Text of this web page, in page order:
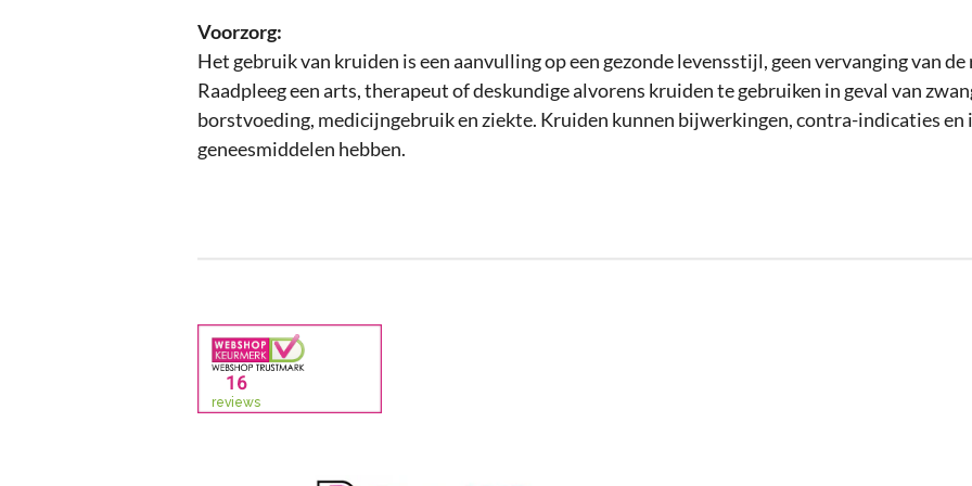
Voorzorg:
Het gebruik van kruiden is een aanvulling op een gezonde levensstijl, geen vervanging van
Raadpleeg een arts, therapeut of deskundige alvorens kruiden te gebruiken in geval van
borstvoeding, medicijngebruik en ziekte. Kruiden kunnen bijwerkingen, contra-indicaties
geneesmiddelen hebben.